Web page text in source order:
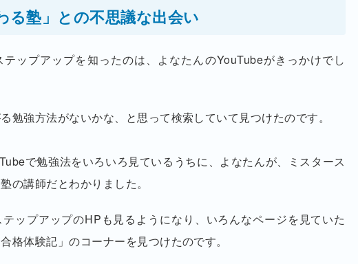
る塾」との不思議な出会い
ップアップを知ったのは、よなたんのYouTubeがきっかけでし
勉強方法がないかな、と思って検索していて見つけたのです。
で勉強法をいろいろ見ているうちに、よなたんが、ミスタース
の講師だとわかりました。
ップアップのHPも見るようになり、いろんなページを見ていた
格体験記」のコーナーを見つけたのです。